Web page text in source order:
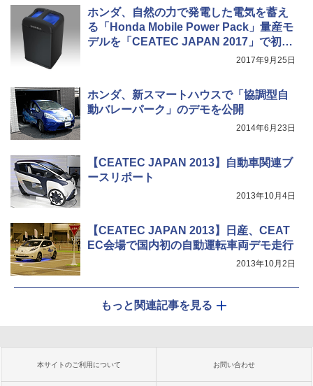
ホンダ、自然の力で発電した電気を蓄え
る「Honda Mobile Power Pack」量産モ
デルを「CEATEC JAPAN 2017」で初公
2017年9月25日
ホンダ、新スマートハウスで「協調型自
動バレーパーク」のデモを公開
2014年6月23日
【CEATEC JAPAN 2013】自動車関連ブ
ースリポート
2013年10月4日
【CEATEC JAPAN 2013】日産、CEAT
EC会場で国内初の自動運転車両デモ走行
2013年10月2日
もっと関連記事を見る
本サイトのご利用について お問い合わせ